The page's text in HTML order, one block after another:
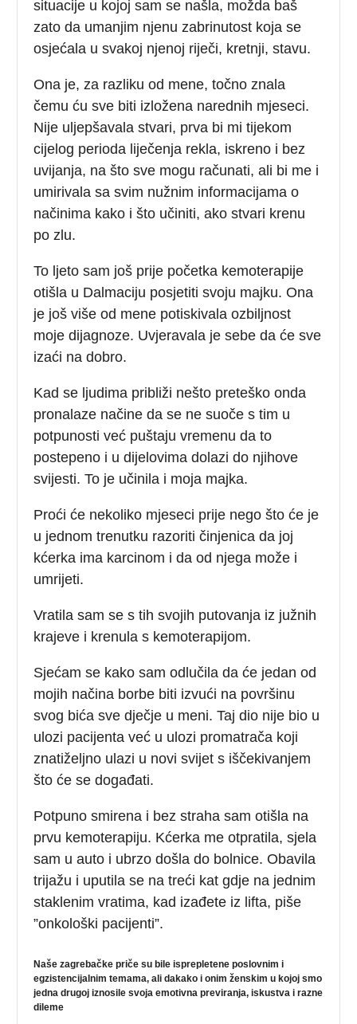
situacije u kojoj sam se našla, možda baš
zato da umanjim njenu zabrinutost koja se
osjećala u svakoj njenoj riječi, kretnji, stavu.
Ona je, za razliku od mene, točno znala
čemu ću sve biti izložena narednih mjeseci.
Nije uljepšavala stvari, prva bi mi tijekom
cijelog perioda liječenja rekla, iskreno i bez
uvijanja, na što sve mogu računati, ali bi me i
umirivala sa svim nužnim informacijama o
načinima kako i što učiniti, ako stvari krenu
po zlu.
To ljeto sam još prije početka kemoterapije
otišla u Dalmaciju posjetiti svoju majku. Ona
je još više od mene potiskivala ozbiljnost
moje dijagnoze. Uvjeravala je sebe da će sve
izaći na dobro.
Kad se ljudima približi nešto preteško onda
pronalaze načine da se ne suoče s tim u
potpunosti već puštaju vremenu da to
postepeno i u dijelovima dolazi do njihove
svijesti. To je učinila i moja majka.
Proći će nekoliko mjeseci prije nego što će je
u jednom trenutku razoriti činjenica da joj
kćerka ima karcinom i da od njega može i
umrijeti.
Vratila sam se s tih svojih putovanja iz južnih
krajeve i krenula s kemoterapijom.
Sjećam se kako sam odlučila da će jedan od
mojih načina borbe biti izvući na površinu
svog bića sve dječje u meni. Taj dio nije bio u
ulozi pacijenta već u ulozi promatrača koji
znatiželjno ulazi u novi svijet s iščekivanjem
što će se događati.
Potpuno smirena i bez straha sam otišla na
prvu kemoterapiju. Kćerka me otpratila, sjela
sam u auto i ubrzo došla do bolnice. Obavila
trijažu i uputila se na treći kat gdje na jednim
staklenim vratima, kad izađete iz lifta, piše
”onkološki pacijenti”.
Naše zagrebačke priče su bile isprepletene poslovnim i
egzistencijalnim temama, ali dakako i onim ženskim u kojoj smo
jedna drugoj iznosile svoja emotivna previranja, iskustva i razne
dileme